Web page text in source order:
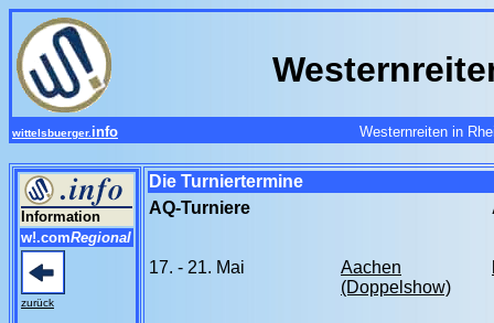
wittelsbuerger. info Westernreiten in
Information
w!.comRegional
zurück
Die Turniertermine
AQ-Turniere
17. - 21. Mai
Aachen
(Doppelshow)